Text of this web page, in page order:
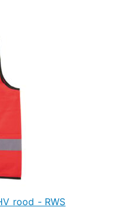
rood - RWS